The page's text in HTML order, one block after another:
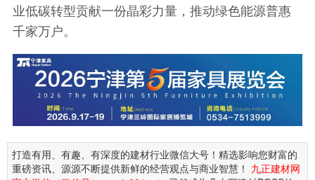
业低碳转型贡献一份晶彩力量，推动绿色能源普惠
千家万户。
打造有用、有趣、有深度的建材行业微信大号！精选影响您财富的
重磅资讯、源源不断提供新鲜的经营观点与商业智慧！ 九正建材网